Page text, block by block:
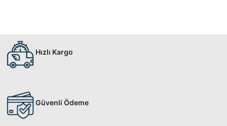
Hızlı Kargo
Güvenli Ödeme